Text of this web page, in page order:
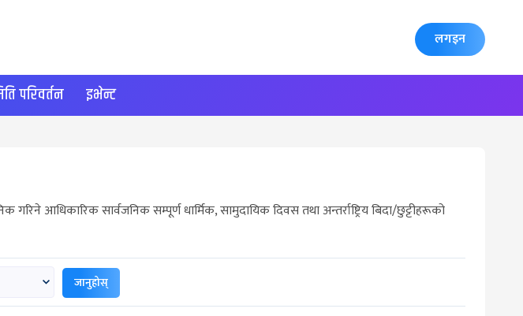
लगइन
परिवर्तन इभेन्ट
गरिने आधिकारिक सार्वजनिक सम्पूर्ण धार्मिक, सामुदायिक दिवस तथा अन्तर्राष्ट्रिय बिदा/छुट्टीहरूको